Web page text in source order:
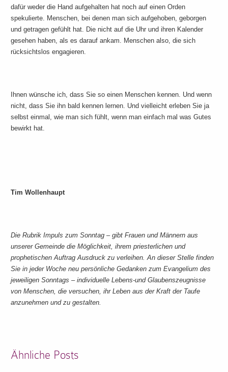
dafür weder die Hand aufgehalten hat noch auf einen Orden
spekulierte. Menschen, bei denen man sich aufgehoben, geborgen
und getragen gefühlt hat. Die nicht auf die Uhr und ihren Kalender
gesehen haben, als es darauf ankam. Menschen also, die sich
rücksichtslos engagieren.
Ihnen wünsche ich, dass Sie so einen Menschen kennen. Und wenn
nicht, dass Sie ihn bald kennen lernen. Und vielleicht erleben Sie ja
selbst einmal, wie man sich fühlt, wenn man einfach mal was Gutes
bewirkt hat.
Tim Wollenhaupt
Die Rubrik Impuls zum Sonntag – gibt Frauen und Männern aus
unserer Gemeinde die Möglichkeit, ihrem priesterlichen und
prophetischen Auftrag Ausdruck zu verleihen. An dieser Stelle finden
Sie in jeder Woche neu persönliche Gedanken zum Evangelium des
jeweiligen Sonntags – individuelle Lebens-und Glaubenszeugnisse
von Menschen, die versuchen, ihr Leben aus der Kraft der Taufe
anzunehmen und zu gestalten.
Ähnliche Posts